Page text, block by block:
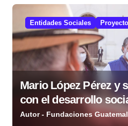
n
d
e
e
n
Entidades Sociales
Mario López Pérez y
con el desarrollo
Fundación Mario
Autor - Fundaciones